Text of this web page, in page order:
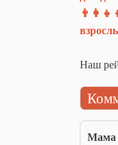
Наш
Мама